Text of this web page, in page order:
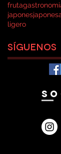
fruta
japones
ligero
Síguenos